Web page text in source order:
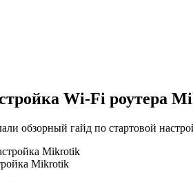
Wi-Fi роутера
обзорный гайд по стартовой
Mikrotik